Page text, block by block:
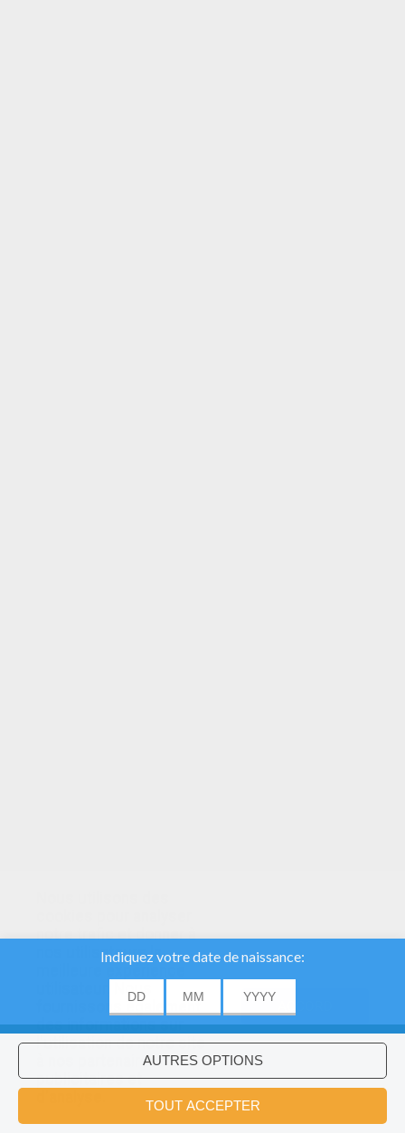
notre trafic et donner à
nos utilisateurs la
meilleure expérience
utilisateur. Nous
fournissons également
des informations sur
l'utilisation de notre site
à nos partenaires
publicitaires et
Voulez-vous installer l'application
Hellokids?
OK
×